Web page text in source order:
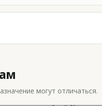
могут отличаться.